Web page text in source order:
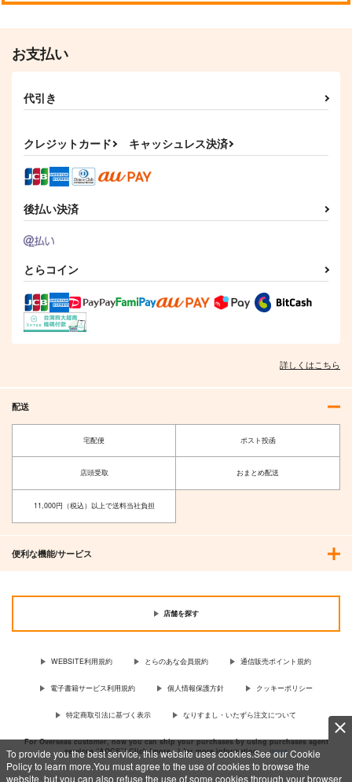
To provide you the best service, this website uses cookies.See our Cookie
Policy to learn more.You must agree to the use of cookies to browse the
website, but you can also refuse the use of some cookies through your browser
CHOU CHOU
ロゼッタ
1,572円（税込）
サンプル
sakiyama幕府
880円（税込）
お支払い
代引き
クレジットカード キャッシュレス決済
後払い決済
とらコイン
詳しくはこちら
配送
宅配便 ポスト投函
店頭受取 おまとめ配送
11,000円（税込）以上で送料当社負担
便利な機能/サービス
店舗を探す
WEBSITE利用規約 とらのあな会員規約 通信販売ポイント規約
電子書籍サービス利用規約 個人情報保護方針 クッキーポリシー
特定商取引法に基づく表示 なりすまし・いたずら注文について
For Overseas customer, now you can ship your purchases by using purchases agent
services “AOCS”! Click {more…} for more information …more